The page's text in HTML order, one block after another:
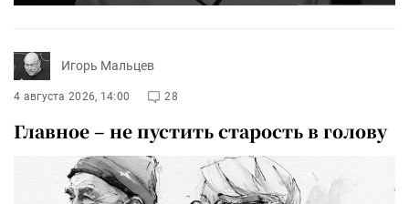
Игорь Мальцев
4 августа 2026, 14:00 28
Главное – не пустить старость в голову